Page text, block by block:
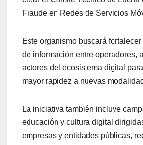
Fraude en Redes de Servicios
Este organismo buscará
de información entre operadores,
actores del ecosistema digital
mayor rapidez a nuevas
La iniciativa también incluye
educación y cultura digital
empresas y entidades públicas,